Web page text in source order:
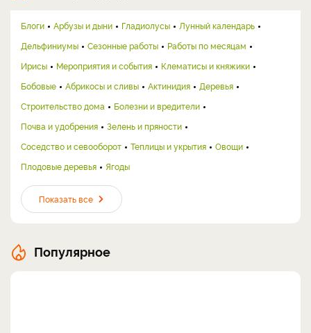
Блоги Арбузы и дыни Гладиолусы
Лунный календарь
Дельфиниумы
Сезонные работы
Работы по месяцам
Ирисы
Мероприятия и события
Клематисы и княжики
Бобовые
Абрикосы и сливы Актинидия
Деревья
Строительство дома
Болезни и вредители
Почва и удобрения
Зелень и пряности
Соседство и севооборот
Теплицы и укрытия
Овощи
Плодовые деревья
Ягоды
Показать все
Популярное